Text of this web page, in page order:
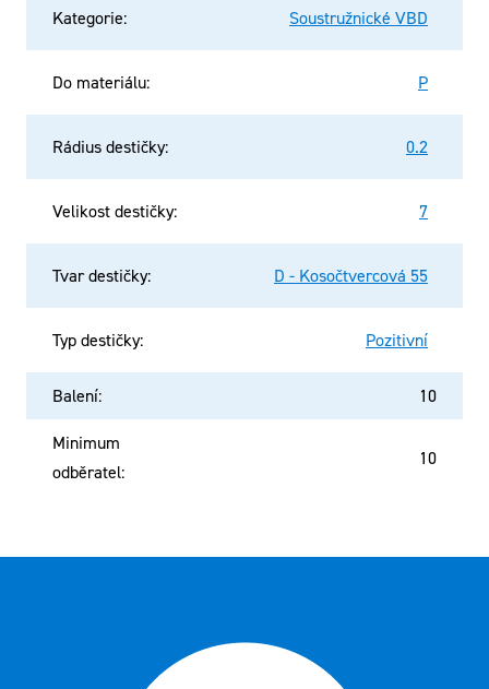
Kategorie: Soustružnické VBD
Do materiálu: P
Rádius destičky: 0.2
Velikost destičky: 7
Tvar destičky: D - Kosočtvercová 55
Typ destičky: Pozitivní
Balení: 10
Minimum
odběratel:
10